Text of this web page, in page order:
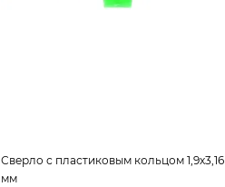
Сверло с пластиковым кольцом 1,9х3,16
мм